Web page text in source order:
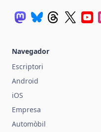
Navegador
Escriptori
Android
iOS
Empresa
Automòbil